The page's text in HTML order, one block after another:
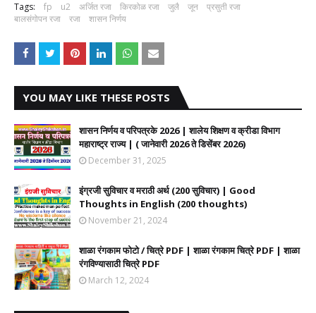
Tags: fp u2 अर्जित रजा किरकोळ रजा जुलै जून
प्रसुती रजा
बालसंगोपन रजा
रजा शासन निर्णय
YOU MAY LIKE THESE POSTS
शासन निर्णय व परिपत्रके 2026 | शालेय शिक्षण व क्रीडा विभाग
महाराष्ट्र राज्य | ( जानेवारी 2026 ते डिसेंबर 2026)
December 31, 2025
इंग्रजी सुविचार व मराठी अर्थ (200 सुविचार) | Good
Thoughts in English (200 thoughts)
November 21, 2024
शाळा रंगकाम फोटो / चित्रे PDF | शाळा रंगकाम चित्रे PDF | शाळा
रंगविण्यासाठी चित्रे PDF
March 12, 2024